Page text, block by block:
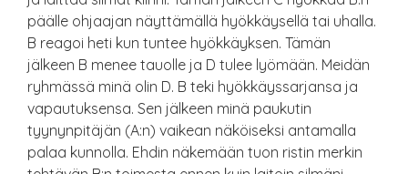
päälle ohjaajan näyttämällä hyökkäysellä tai uhalla.
B reagoi heti kun tuntee hyökkäyksen. Tämän
jälkeen B menee tauolle ja D tulee lyömään. Meidän
ryhmässä minä olin D. B teki hyökkäyssarjansa ja
vapautuksensa. Sen jälkeen minä paukutin
tyynynpitäjän (A:n) vaikean näköiseksi antamalla
palaa kunnolla. Ehdin näkemään tuon ristin merkin